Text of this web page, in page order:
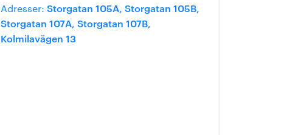
Adresser: Storgatan 105A Storgatan 105B
Storgatan 107A Storgatan 107B
Kolmilavägen 13